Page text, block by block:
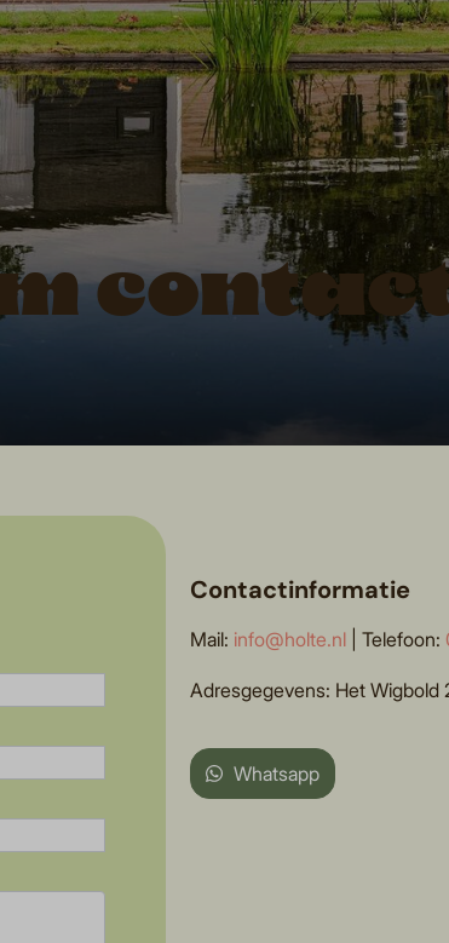
Contactinformatie
Mail: info@holte.nl | Telefoon:
Adresgegevens: Het Wigbold
Whatsapp